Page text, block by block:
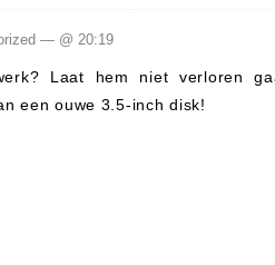
— @ 20:19
Laat hem niet verloren
een ouwe 3.5-inch disk!